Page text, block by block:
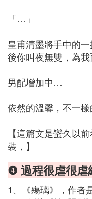
「…」
皇甫清墨將手中的
後你叫夜無雙，為我
男配增加中…
依然的溫馨，不一
【這篇文是蠻久以
裝，】
❹ 過程很虐很虐
1、《殤璃》，作者